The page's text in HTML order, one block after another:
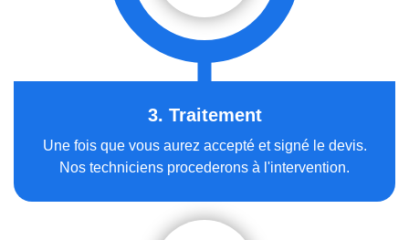
3. Traitement
Une fois que vous aurez accepté et signé le devis.
Nos techniciens procederons à l'intervention.